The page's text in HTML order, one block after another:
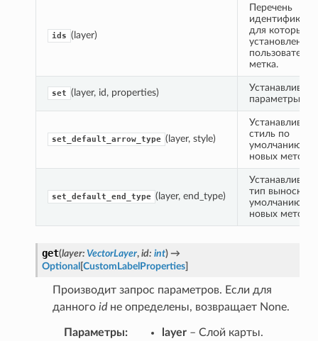
ids (layer)
Перечень
для которых
установлена
метка.
set (layer, id, properties)
параметры.
set_default_arrow_type (layer, style)
стиль по
умолчанию
новых меток
set_default_end_type (layer, end_type)
тип выноски
умолчанию
новых меток
get(layer: VectorLayer, id: int) →
Optional [CustomLabelProperties]
Производит запрос параметров. Если для
данного idне определены, возвращает None.
Параметры: layer– Слой карты.